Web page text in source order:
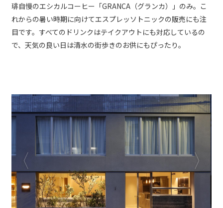
琲自慢のエシカルコーヒー「GRANCA（グランカ）」のみ。こ
れからの暑い時期に向けてエスプレッソトニックの販売にも注
目です。すべてのドリンクはテイクアウトにも対応しているの
で、天気の良い日は清水の街歩きのお供にもぴったり。